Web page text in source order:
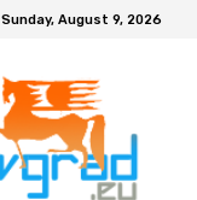
Sunday, August 9, 2026